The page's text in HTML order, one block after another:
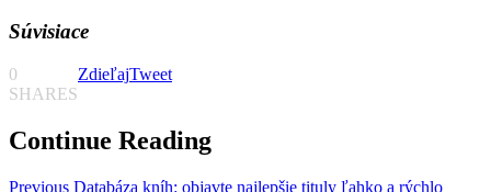
Súvisiace
0
SHARES
ZdieľajTweet
Continue Reading
Previous Databáza kníh: objavte najlepšie tituly ľahko a rýchlo